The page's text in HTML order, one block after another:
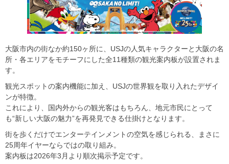
大阪市内の街なか約150ヶ所に、USJの人気キャラクターと大阪の名
所・各エリアをモチーフにした全11種類の観光案内板が設置されま
す。
観光スポットの案内機能に加え、USJの世界観を取り入れたデザイ
ンが特徴。
これにより、国内外からの観光客はもちろん、地元市民にとって
も“新しい大阪の魅力”を再発見できる仕掛けとなります。
街を歩くだけでエンターテインメントの空気を感じられる、まさに
25周年イヤーならではの取り組み。
案内板は2026年3月より順次掲示予定です。